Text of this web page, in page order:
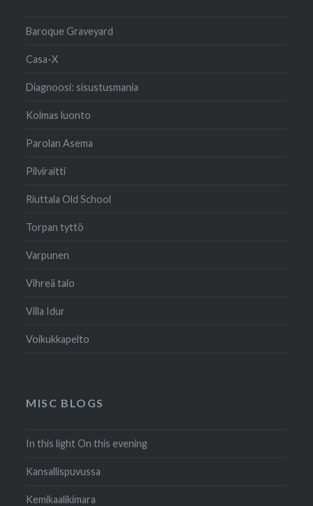
Baroque Graveyard
Casa-X
Diagnoosi: sisustusmania
Kolmas luonto
Parolan Asema
Pilviraitti
Riuttala Old School
Torpan tyttö
Varpunen
Vihreä talo
Villa Idur
Voikukkapelto
MISC BLOGS
In this light On this evening
Kansallispuvussa
Kemikaalikimara